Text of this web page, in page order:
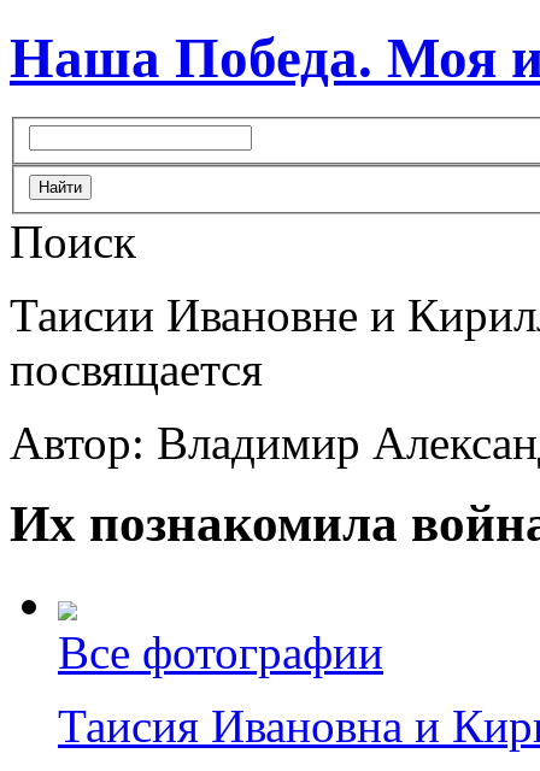
Наша Победа. Моя
Поиск
Таисии Ивановне и
посвящается
Автор: Владимир
Их познакомила
Все фотографии
Таисия Ивановна и